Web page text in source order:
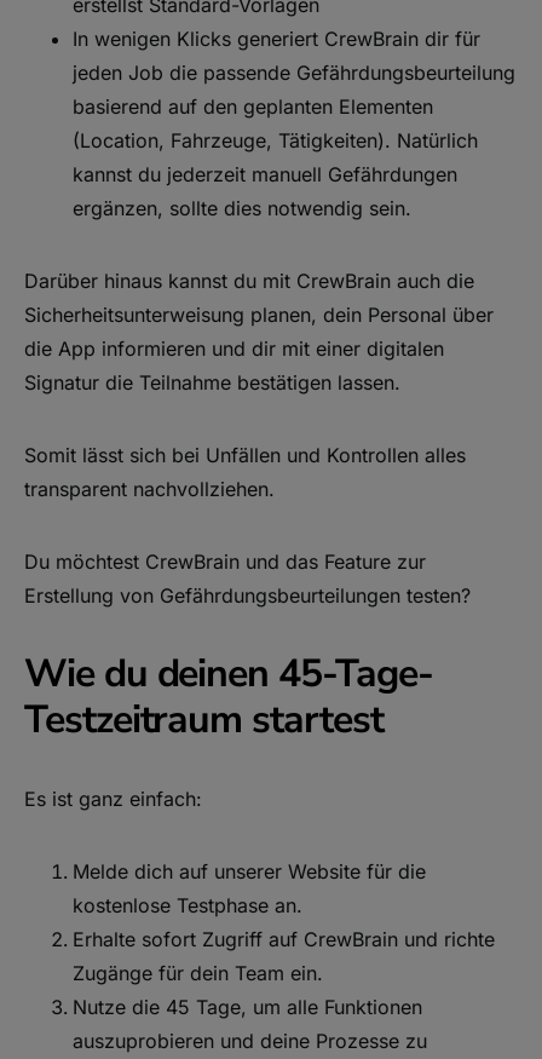
erstellst Standard-Vorlagen
In wenigen Klicks generiert CrewBrain dir für
jeden Job die passende Gefährdungsbeurteilung
basierend auf den geplanten Elementen
(Location, Fahrzeuge, Tätigkeiten). Natürlich
kannst du jederzeit manuell Gefährdungen
ergänzen, sollte dies notwendig sein.
Darüber hinaus kannst du mit CrewBrain auch die
Sicherheitsunterweisung planen, dein Personal über
die App informieren und dir mit einer digitalen
Signatur die Teilnahme bestätigen lassen.
Somit lässt sich bei Unfällen und Kontrollen alles
transparent nachvollziehen.
Du möchtest CrewBrain und das Feature zur
Erstellung von Gefährdungsbeurteilungen testen?
Wie du deinen 45-Tage-
Testzeitraum startest
Es ist ganz einfach:
Melde dich auf unserer Website für die
kostenlose Testphase an.
Erhalte sofort Zugriff auf CrewBrain und richte
Zugänge für dein Team ein.
Nutze die 45 Tage, um alle Funktionen
auszuprobieren und deine Prozesse zu